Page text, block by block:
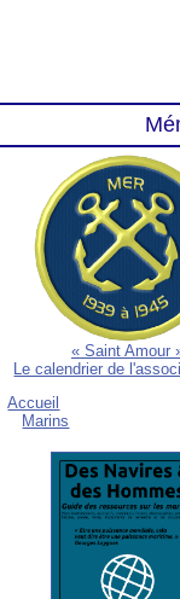
« Saint Amour
Le calendrier de
Accueil
Marins